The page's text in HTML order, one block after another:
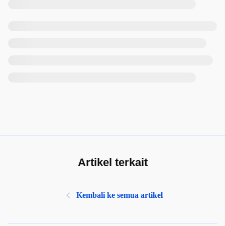
Artikel terkait
Kembali ke semua artikel